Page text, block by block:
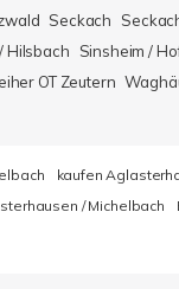
Seckach
Hilsbach Sinsheim /
OT Zeutern
kaufen
/ Michelbach